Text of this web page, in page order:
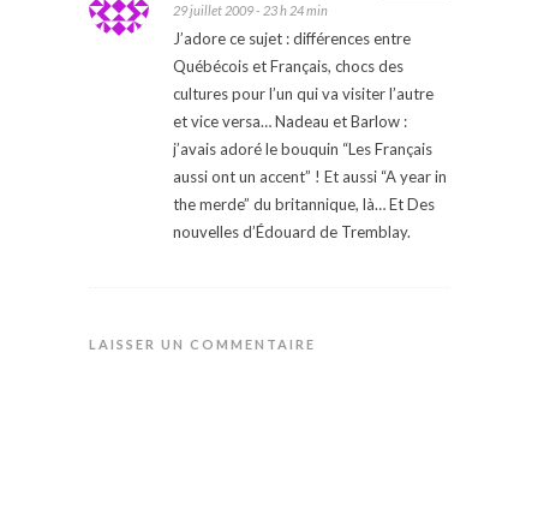
29 juillet 2009 - 23 h 24 min
J’adore ce sujet : différences entre
Québécois et Français, chocs des
cultures pour l’un qui va visiter l’autre
et vice versa… Nadeau et Barlow :
j’avais adoré le bouquin “Les Français
aussi ont un accent” ! Et aussi “A year in
the merde” du britannique, là… Et Des
nouvelles d’Édouard de Tremblay.
LAISSER UN COMMENTAIRE